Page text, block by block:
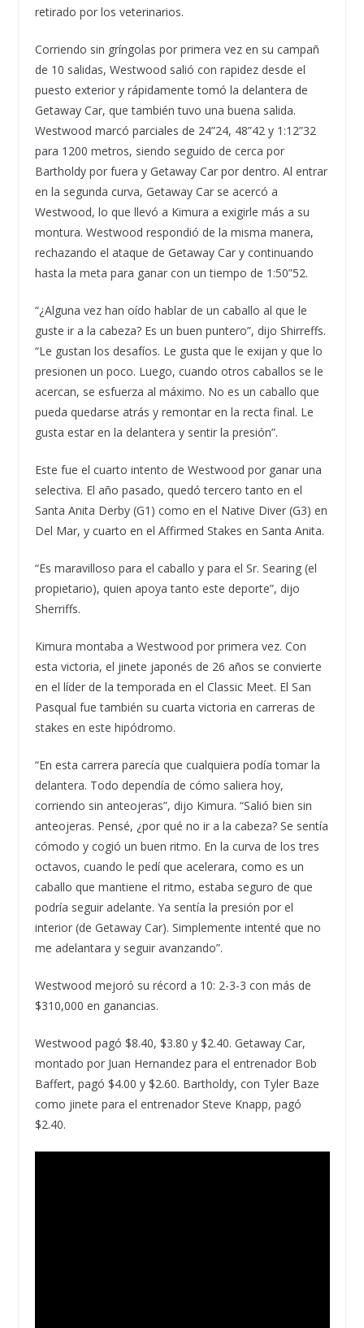
retirado por los veterinarios.
Corriendo sin gríngolas por primera vez en su campañ
de 10 salidas, Westwood salió con rapidez desde el
puesto exterior y rápidamente tomó la delantera de
Getaway Car, que también tuvo una buena salida.
Westwood marcó parciales de 24”24, 48”42 y 1:12”32
para 1200 metros, siendo seguido de cerca por
Bartholdy por fuera y Getaway Car por dentro. Al entrar
en la segunda curva, Getaway Car se acercó a
Westwood, lo que llevó a Kimura a exigirle más a su
montura. Westwood respondió de la misma manera,
rechazando el ataque de Getaway Car y continuando
hasta la meta para ganar con un tiempo de 1:50”52.
“¿Alguna vez han oído hablar de un caballo al que le
guste ir a la cabeza? Es un buen puntero”, dijo Shirreffs.
“Le gustan los desafíos. Le gusta que le exijan y que lo
presionen un poco. Luego, cuando otros caballos se le
acercan, se esfuerza al máximo. No es un caballo que
pueda quedarse atrás y remontar en la recta final. Le
gusta estar en la delantera y sentir la presión”.
Este fue el cuarto intento de Westwood por ganar una
selectiva. El año pasado, quedó tercero tanto en el
Santa Anita Derby (G1) como en el Native Diver (G3) en
Del Mar, y cuarto en el Affirmed Stakes en Santa Anita.
“Es maravilloso para el caballo y para el Sr. Searing (el
propietario), quien apoya tanto este deporte”, dijo
Sherriffs.
Kimura montaba a Westwood por primera vez. Con
esta victoria, el jinete japonés de 26 años se convierte
en el líder de la temporada en el Classic Meet. El San
Pasqual fue también su cuarta victoria en carreras de
stakes en este hipódromo.
“En esta carrera parecía que cualquiera podía tomar la
delantera. Todo dependía de cómo saliera hoy,
corriendo sin anteojeras”, dijo Kimura. “Salió bien sin
anteojeras. Pensé, ¿por qué no ir a la cabeza? Se sentía
cómodo y cogió un buen ritmo. En la curva de los tres
octavos, cuando le pedí que acelerara, como es un
caballo que mantiene el ritmo, estaba seguro de que
podría seguir adelante. Ya sentía la presión por el
interior (de Getaway Car). Simplemente intenté que no
me adelantara y seguir avanzando”.
Westwood mejoró su récord a 10: 2-3-3 con más de
$310,000 en ganancias.
Westwood pagó $8.40, $3.80 y $2.40. Getaway Car,
montado por Juan Hernandez para el entrenador Bob
Baffert, pagó $4.00 y $2.60. Bartholdy, con Tyler Baze
como jinete para el entrenador Steve Knapp, pagó
$2.40.